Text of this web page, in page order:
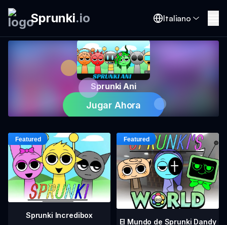
Sprunki.io Italiano
Sprunki Ani
Jugar Ahora
Sprunki Incredibox
El Mundo de Sprunki Dandy